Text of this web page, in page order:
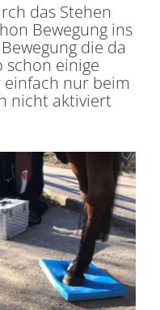
das Stehen
Bewegung ins
die da
schon einige
nur beim
nicht aktiviert